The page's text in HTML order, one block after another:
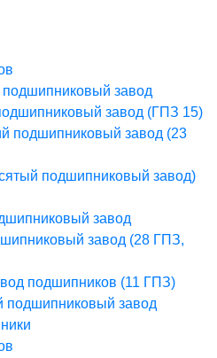
завод
завод (ГПЗ 15)
подшипниковый завод (23
подшипниковый завод)
завод
завод (28 ГПЗ,
подшипников (11 ГПЗ)
подшипниковый завод